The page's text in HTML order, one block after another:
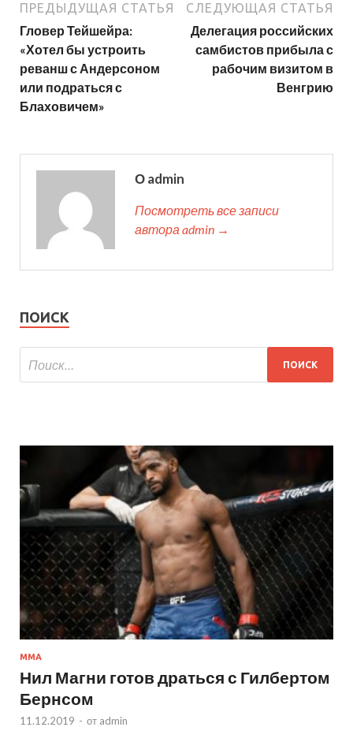
ПРЕДЫДУЩАЯ СТАТЬЯ
Гловер Тейшейра:
«Хотел бы устроить
реванш с Андерсоном
или подраться с
Блаховичем»
СЛЕДУЮЩАЯ СТАТЬЯ
Делегация российских
самбистов прибыла с
рабочим визитом в
Венгрию
О admin
Посмотреть все записи
автора admin →
ПОИСК
MMA
Нил Магни готов драться с Гилбертом
Бернсом
11.12.2019 - от admin